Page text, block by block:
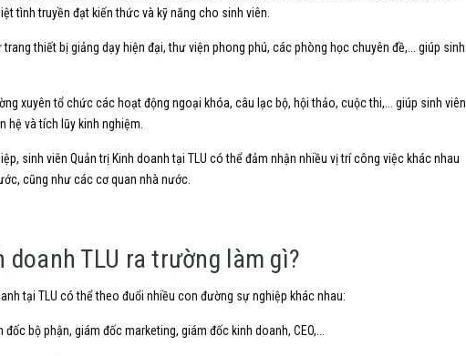
tình truyền đạt kiến thức và kỹ năng cho sinh viên.
trang thiết bị giảng dạy hiện đại,thư viện phong phú, các phòng học chuyên đề,...
giúp sinh
xuyên tổ chức các hoạt động ngoại khóa, câu lạc bộ, hội thảo, cuộc thi,...
giúp sinh viên
hệ và tích lũy kinh nghiệm.
sinh viên Quản trị Kinh doanh tại TLU có thể đảm nhận nhiều vị trí công việc khác nhau
cũng như các cơ quan nhà nước.
TLU ra trường làm gì?
tại TLU có thể theo đuổi nhiều con đường sự nghiệp khác nhau:
đốc bộ phận, giám đốc marketing, giám đốc kinh doanh, CEO,...